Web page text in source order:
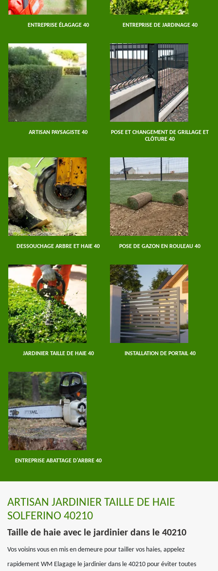
ENTREPRISE ÉLAGAGE 40 ENTREPRISE DE JARDINAGE 40
ARTISAN PAYSAGISTE 40
POSE ET CHANGEMENT DE GRILLAGE ET
CLÔTURE 40
DESSOUCHAGE ARBRE ET HAIE 40 POSE DE GAZON EN ROULEAU 40
JARDINIER TAILLE DE HAIE 40 INSTALLATION DE PORTAIL 40
ENTREPRISE ABATTAGE D'ARBRE 40
ARTISAN JARDINIER TAILLE DE HAIE
SOLFERINO 40210
Taille de haie avec le jardinier dans le 40210
Vos voisins vous en mis en demeure pour tailler vos haies, appelez
rapidement WM Elagage le jardinier dans le 40210 pour éviter toutes